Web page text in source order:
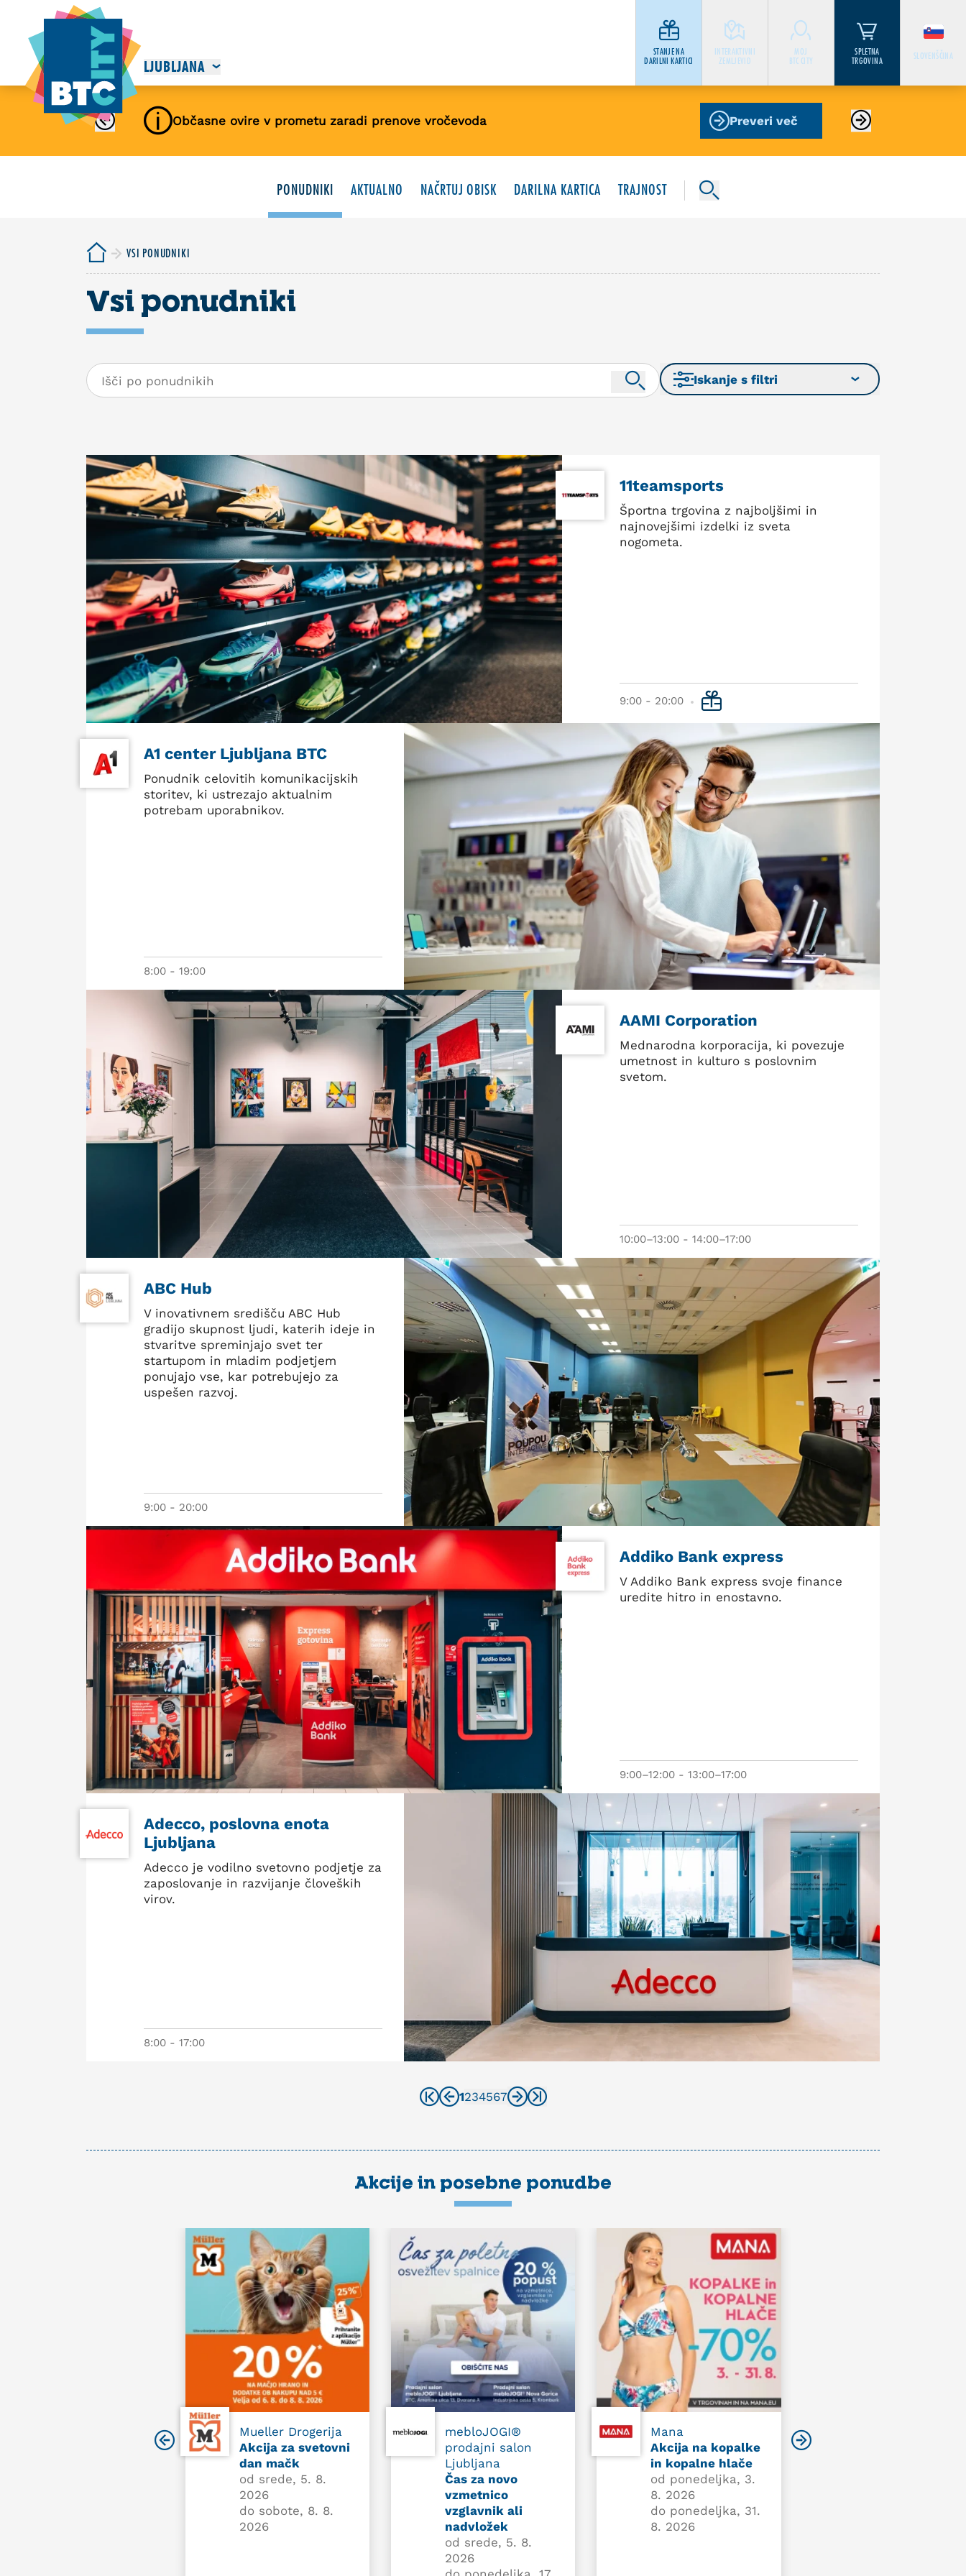
STANJE NA
DARILNI KARTICI
INTERAKTIVNI
ZEMLJEVID
MOJ
BTC CITY
SPLETNA
TRGOVINA
SLOVENŠČINA
LJUBLJANA
Občasne ovire v prometu zaradi prenove vročevoda Preveri več
PONUDNIKI AKTUALNO NAČRTUJ OBISK DARILNA KARTICA TRAJNOST
VSI PONUDNIKI
Vsi ponudniki
Iskanje s filtri
11teamsports
Športna trgovina z najboljšimi in
najnovejšimi izdelki iz sveta
nogometa.
9:00 - 20:00
A1 center Ljubljana BTC
Ponudnik celovitih komunikacijskih
storitev, ki ustrezajo aktualnim
potrebam uporabnikov.
8:00 - 19:00
AAMI Corporation
Mednarodna korporacija, ki povezuje
umetnost in kulturo s poslovnim
svetom.
10:00–13:00 - 14:00–17:00
ABC Hub
V inovativnem središču ABC Hub
gradijo skupnost ljudi, katerih ideje in
stvaritve spreminjajo svet ter
startupom in mladim podjetjem
ponujajo vse, kar potrebujejo za
uspešen razvoj.
9:00 - 20:00
Addiko Bank express
V Addiko Bank express svoje finance
uredite hitro in enostavno.
9:00–12:00 - 13:00–17:00
Adecco, poslovna enota
Ljubljana
Adecco je vodilno svetovno podjetje za
zaposlovanje in razvijanje človeških
virov.
8:00 - 17:00
1234567
Akcije in posebne ponudbe
Mueller Drogerija
Akcija za svetovni
dan mačk
od srede, 5. 8.
2026
do sobote, 8. 8.
2026
mebloJOGI®
prodajni salon
Ljubljana
Čas za novo
vzmetnico
vzglavnik ali
nadvložek
od srede, 5. 8.
2026
Mana
Akcija na kopalke
in kopalne hlače
od ponedeljka, 3.
8. 2026
do ponedeljka, 31.
8. 2026